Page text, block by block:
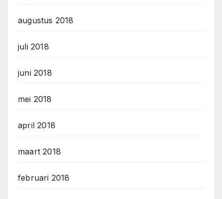
augustus 2018
juli 2018
juni 2018
mei 2018
april 2018
maart 2018
februari 2018